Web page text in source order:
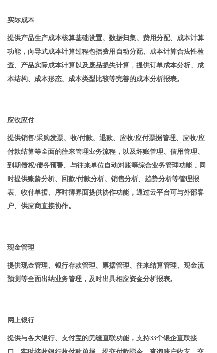
实际成本
提供产品生产成本核算基础设置、数据归集、费用分配、成本计算
功能，向导式成本计算过程包括费用自动分配、成本计算合法性检
查、产品实际成本计算以及废品损失计算，提供订单成本分析、成
本结构、成本形态、成本类型比较等完善的成本分析报表。
应收应付
提供销售/采购发票、收/付款、退款、应收/应付票据管理、应收/应
付款结算等全面的往来管理业务流程，以及坏账管理、信用管理、
到期债权/债务预警、与往来单位自动对账等综合业务管理功能，同
时提供账龄分析、回款/付款分析、销售分析、趋势分析等管理报
表。收付单据、序时簿界面提供协作功能，通过云平台可与外部客
户、供应商直接协作。
现金管理
提供现金管理、银行存款管理、票据管理、往来结算管理、现金流
预测等全面出纳业务管理，及时出具相应资金分析报表。
网上银行
提供与各大银行、支付宝的无缝直联功能，支持33个银企直联接